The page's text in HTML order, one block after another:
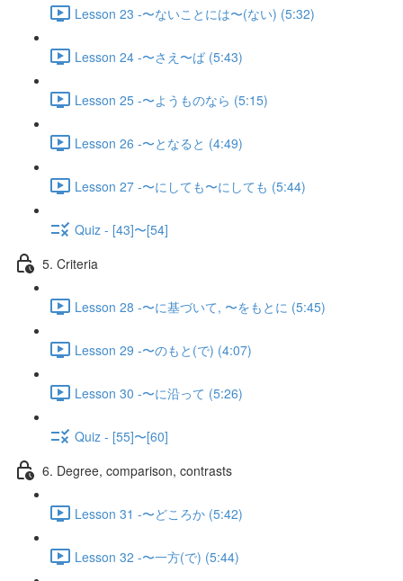
Lesson 23 -〜ないことには〜(ない) (5:32)
Lesson 24 -〜さえ〜ば (5:43)
Lesson 25 -〜ようものなら (5:15)
Lesson 26 -〜となると (4:49)
Lesson 27 -〜にしても〜にしても (5:44)
Quiz - [43]〜[54]
5. Criteria
Lesson 28 -〜に基づいて, 〜をもとに (5:45)
Lesson 29 -〜のもと(で) (4:07)
Lesson 30 -〜に沿って (5:26)
Quiz - [55]〜[60]
6. Degree, comparison, contrasts
Lesson 31 -〜どころか (5:42)
Lesson 32 -〜一方(で) (5:44)